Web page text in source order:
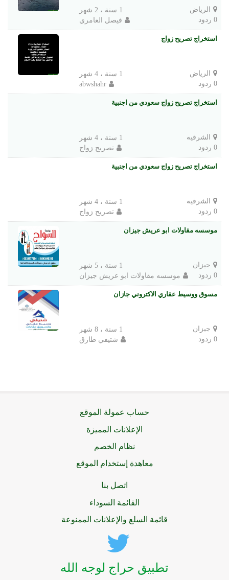
الرياض
0 ردود
1 سنة ، 2 شهر
فيصل العامري
استخراج تصريح زواج
الرياض
0 ردود
1 سنة ، 4 شهر
abwshahr
استخراج تصريح زواج سعودي من اجنبية
الشرقيه
0 ردود
1 سنة ، 4 شهر
تصريح زواج
استخراج تصريح زواج سعودي من اجنبية
الشرقيه
0 ردود
1 سنة ، 4 شهر
تصريح زواج
موسسه مقاولات ابو عريش جيزان
جيزان
0 ردود
1 سنة ، 5 شهر
موسسه مقاولات ابو عريش جيزان
مسوق ووسيط عقاري الاكتروني جازان
جيزان
0 ردود
1 سنة ، 8 شهر
شتيفي طارق
حساب عمولة الموقع
الإعلانات المميزة
نظام الخصم
معاهدة إستخدام الموقع
اتصل بنا
القائمة السوداء
قائمة السلع والإعلانات الممنوعة
تطبيق حراج لوجه الله